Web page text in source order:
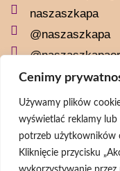
Cenimy
Używamy plików
wyświetlać reklamy
potrzeb użytkowników
Kliknięcie przycisku
naszaszkapa
@naszaszkapa
Newsletter
Wyrażam zgodę na